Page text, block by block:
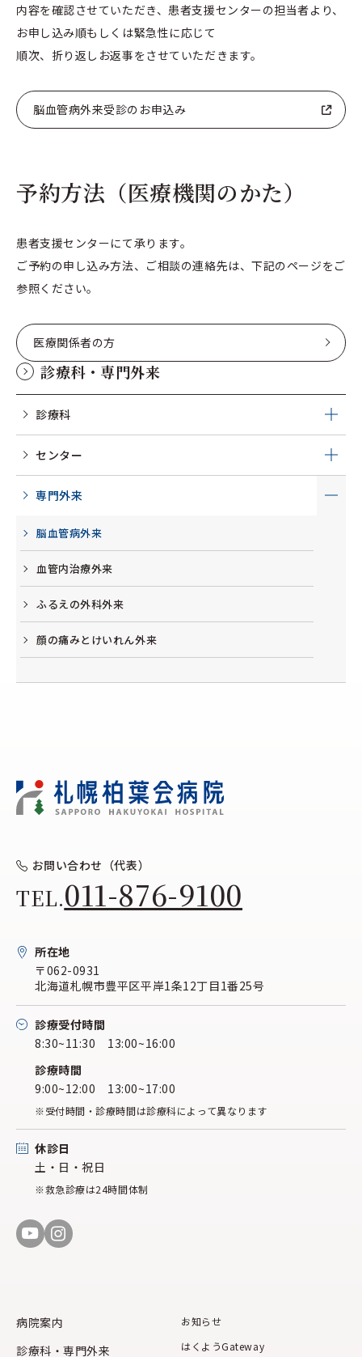
診療科・専門外来
診療科
センター
専門外来
脳血管病外来
血管内治療外来
ふるえの外科外来
顔の痛みとけいれん外来
内容を確認させていただき、患者支援センターの担当者より、
お申し込み順もしくは緊急性に応じて
順次、折り返しお返事をさせていただきます。
脳血管病外来受診のお申込み
予約方法（医療機関のかた）
患者支援センターにて承ります。
ご予約の申し込み方法、ご相談の連絡先は、下記のページをご
参照ください。
医療関係者の方
お問い合わせ（代表）
TEL.011-876-9100
所在地
〒062-0931
北海道札幌市豊平区平岸1条12丁目1番25号
診療受付時間
8:30~11:30 13:00~16:00
診療時間
9:00~12:00 13:00~17:00
※受付時間・診療時間は診療科によって異なります
休診日
土・日・祝日
※救急診療は24時間体制
病院案内
診療科・専門外来
お知らせ
はくようGateway